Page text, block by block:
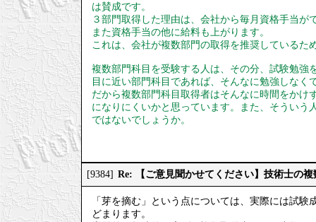
は賛成です。
３部門取得した理由は、会社から毎月資格手当が
また資格手当の他に給料も上がります。
これは、会社が複数部門の取得を推奨しているた
複数部門科目を受験する人は、その分、試験勉強
目に近い部門科目であれば、そんなに勉強しなく
だから複数部門科目取得者はそんなに時間をか
になりにくいかと思っています。また、そうい
ではないでしょうか。
[9384] Re: 【ご意見聞かせてください】技術士の
「芽を摘む」という点については、実際には試
どまります。